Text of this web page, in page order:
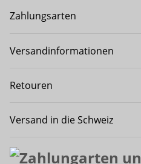
Zahlungsarten
Versandinformationen
Retouren
Versand in die Schweiz